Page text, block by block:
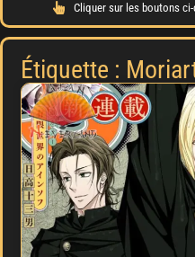
Cliquer sur les boutons
Étiquette :